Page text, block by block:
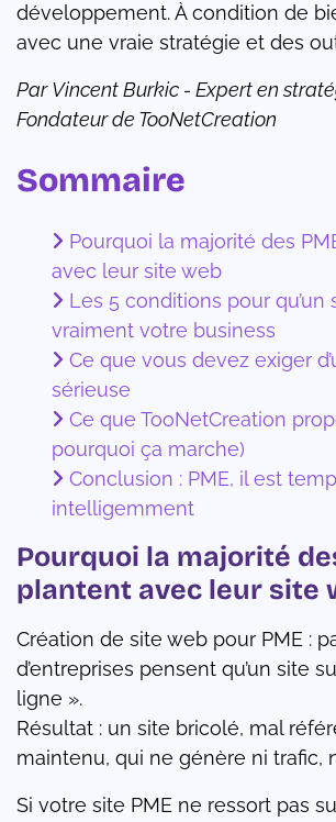
développement. À condition de
avec une vraie stratégie et des
Par Vincent Burkic - Expert en
Fondateur de TooNetCreation
Sommaire
Pourquoi la majorité des
avec leur site web
Les 5 conditions pour qu’un
vraiment votre business
Ce que vous devez exiger
sérieuse
Ce que TooNetCreation
pourquoi ça marche)
Conclusion : PME, il est
intelligemment
Pourquoi la majorité
plantent avec leur site
Création de site web pour PME :
d’entreprises pensent qu’un site
ligne ».
Résultat : un site bricolé, mal
maintenu, qui ne génère ni trafic,
Si votre site PME ne ressort pas